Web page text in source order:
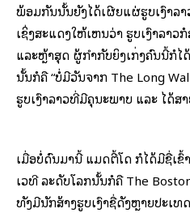
ພ້ອມກັນນັ້ນຍັງໄດ້ເຜີຍແຜ່ຮູບເງົາລ
ເຊິ່ງສະແດງໃຫ້ເຫັນວ່າ ຮູບເງົາລາວ
ແລະຫຼ້າສຸດ ຜູ້ກໍາກັບຍິງເກັ່ງຄົນນີ້ກໍໄ
ນັ້ນກໍຄື “ບໍ່ມີວັນຈາກ The Long
ຮູບເງົາລາວທີ່ມີຄຸນະພາບ ແລະ ໄດ້ສ
ເມື່ອບໍ່ດົນມານີ້ ແມັດຕີ້ໂດ ກໍໄດ້ມີຊື່ເ
ເວທີ ລະດັບໂລກນັ້ນກໍຄື The
ທັງມີນັກສ້າງຮູບເງົາຊື່ດັງຫຼາຍປະເທ